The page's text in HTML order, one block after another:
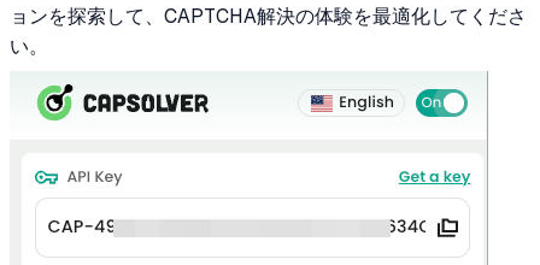
ョンを探索して、CAPTCHA解決の体験を最適化してくださ
い。